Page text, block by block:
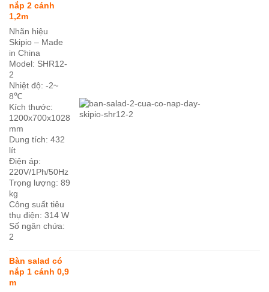
nắp 2 cánh
1,2m
Nhãn hiệu
Skipio – Made
in China
Model: SHR12-
2
Nhiệt độ: -2~
8℃
Kích thước:
1200x700x1028
mm
Dung tích: 432
lít
Điện áp:
220V/1Ph/50Hz
Trọng lượng: 89
kg
Công suất tiêu
thụ điện: 314 W
Số ngăn chứa:
2
Bàn salad có
nắp 1 cánh 0,9
m